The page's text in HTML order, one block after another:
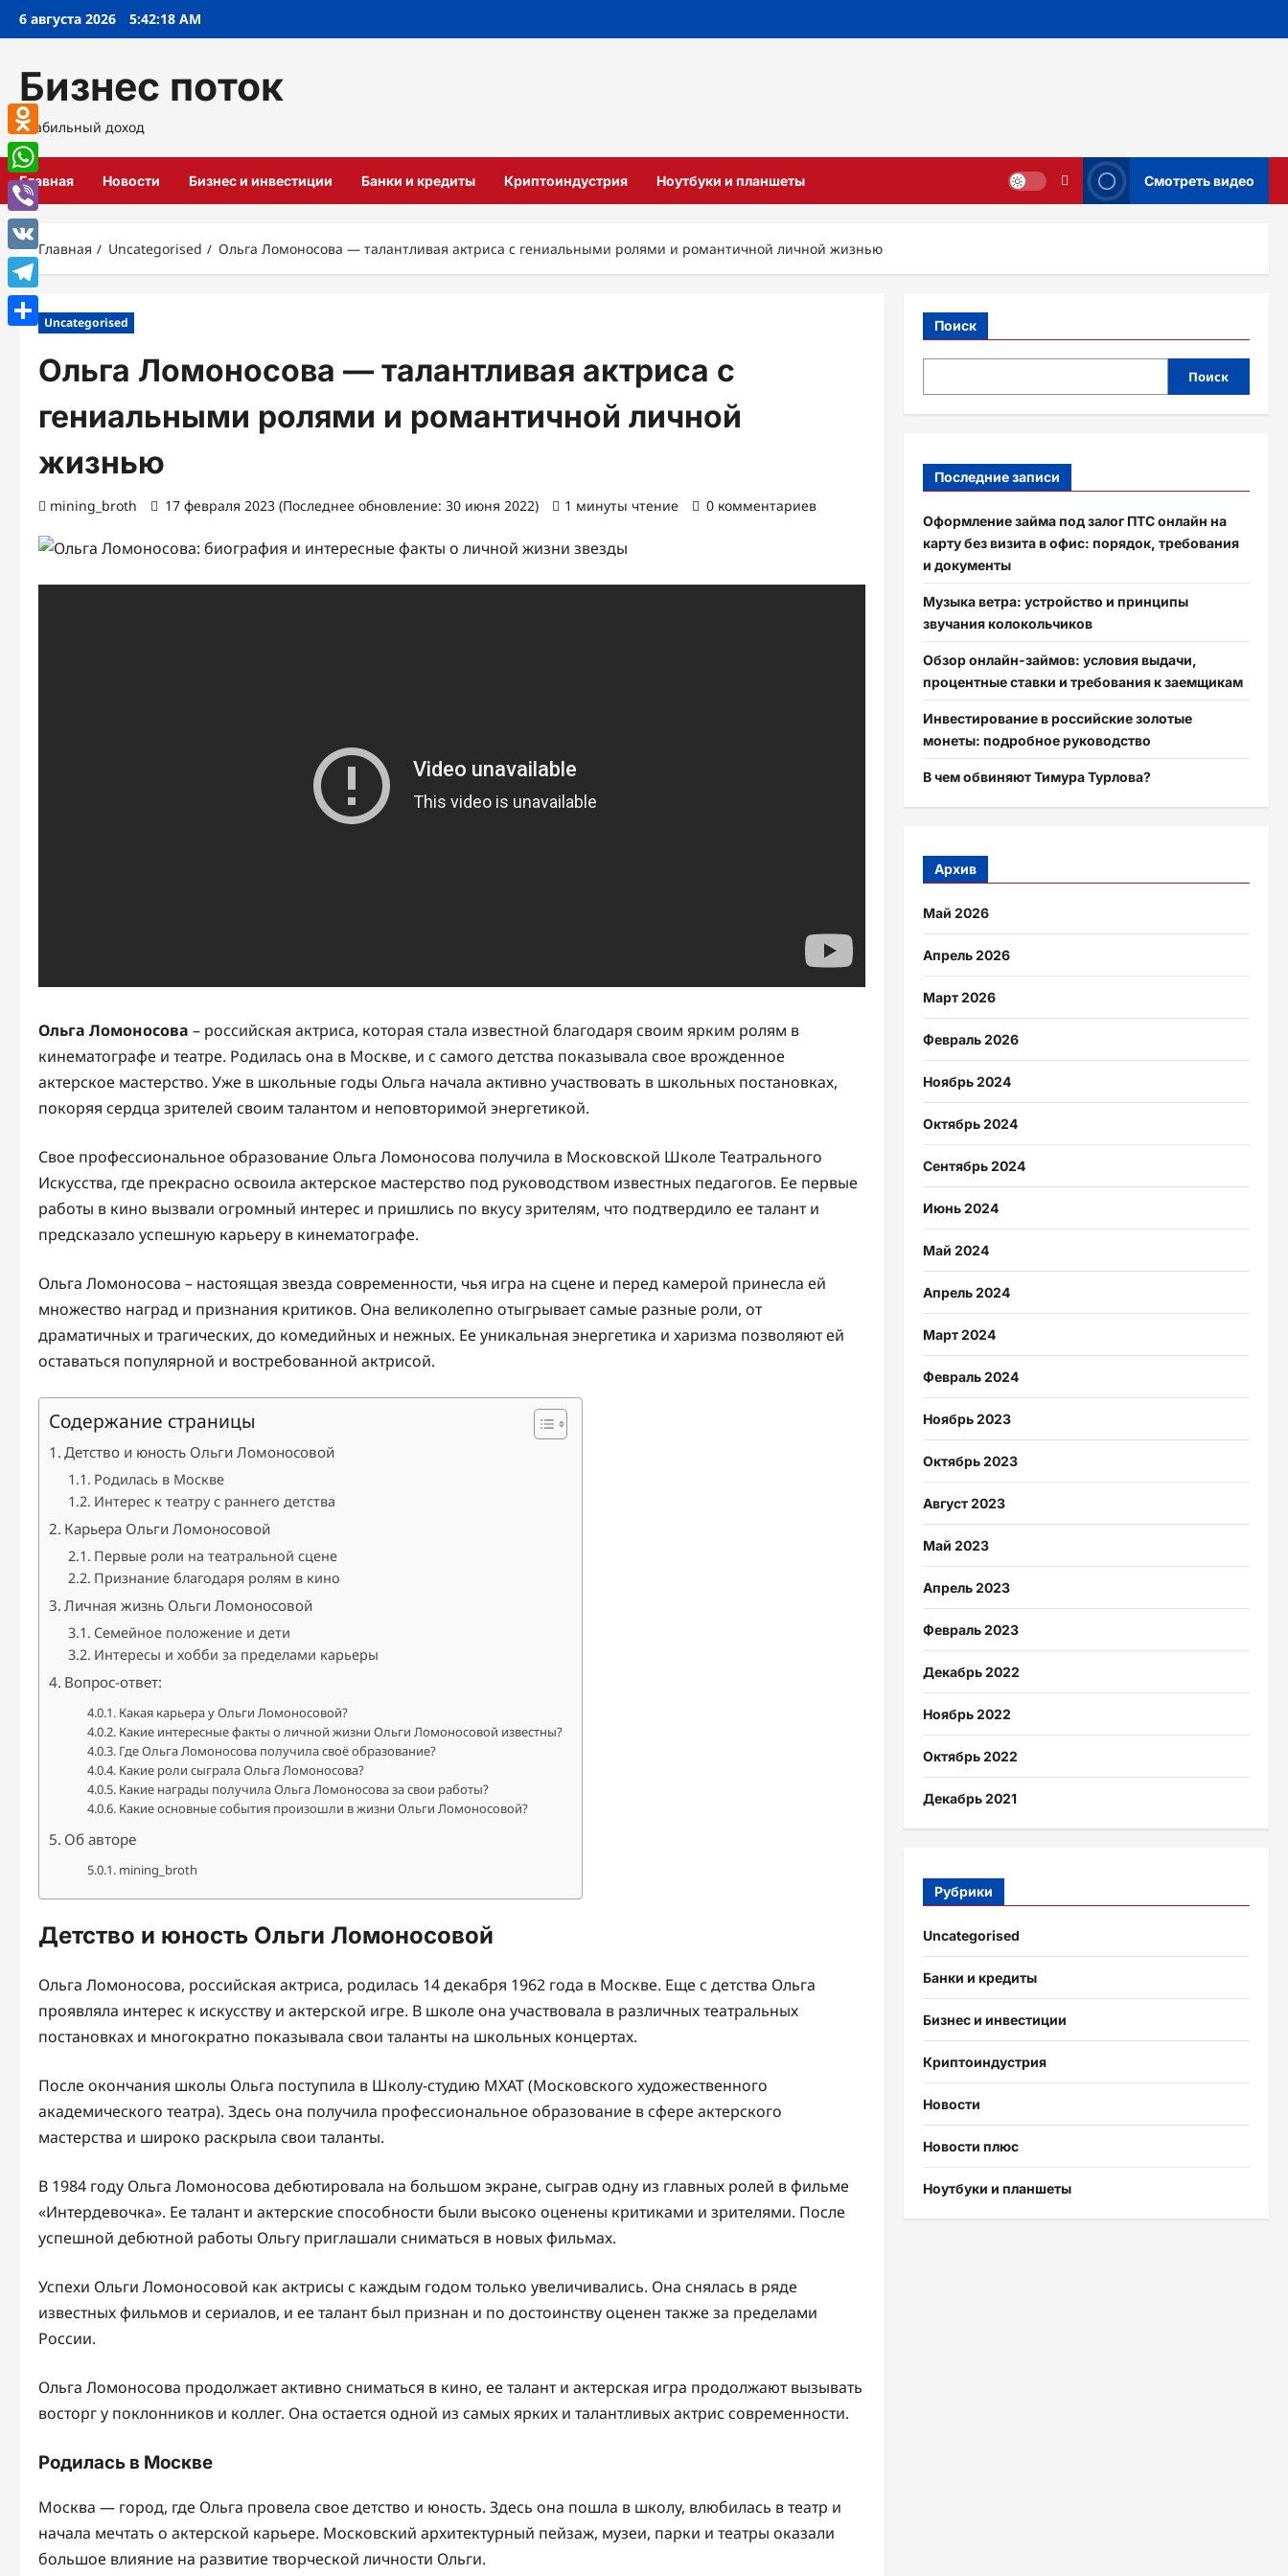
Перейти
6 августа 2026 5:42:19 AM
Бизнес поток
Стабильный доход
Главная Новости Бизнес и инвестиции Банки и кредиты Криптоиндустрия Ноутбуки и планшеты Смотреть видео
Главная Uncategorised Ольга Ломоносова — талантливая актриса с гениальными ролями и романтичной личной жизнью
Uncategorised
Ольга Ломоносова — талантливая актриса с
гениальными ролями и романтичной личной
жизнью
mining_broth 17 февраля 2023 (Последнее обновление: 30 июня 2022) 1 минуты чтение 0 комментариев
Ольга Ломоносова – российская актриса, которая стала известной благодаря своим ярким ролям в
кинематографе и театре. Родилась она в Москве, и с самого детства показывала свое врожденное
актерское мастерство. Уже в школьные годы Ольга начала активно участвовать в школьных постановках,
покоряя сердца зрителей своим талантом и неповторимой энергетикой.
Свое профессиональное образование Ольга Ломоносова получила в Московской Школе Театрального
Искусства, где прекрасно освоила актерское мастерство под руководством известных педагогов. Ее первые
работы в кино вызвали огромный интерес и пришлись по вкусу зрителям, что подтвердило ее талант и
предсказало успешную карьеру в кинематографе.
Ольга Ломоносова – настоящая звезда современности, чья игра на сцене и перед камерой принесла ей
множество наград и признания критиков. Она великолепно отыгрывает самые разные роли, от
драматичных и трагических, до комедийных и нежных. Ее уникальная энергетика и харизма позволяют ей
оставаться популярной и востребованной актрисой.
Содержание страницы
Детство и юность Ольги Ломоносовой
Родилась в Москве
Интерес к театру с раннего детства
Карьера Ольги Ломоносовой
Первые роли на театральной сцене
Признание благодаря ролям в кино
Личная жизнь Ольги Ломоносовой
Семейное положение и дети
Интересы и хобби за пределами карьеры
Вопрос-ответ:
Какая карьера у Ольги Ломоносовой?
Какие интересные факты о личной жизни Ольги Ломоносовой известны?
Где Ольга Ломоносова получила своё образование?
Какие роли сыграла Ольга Ломоносова?
Какие награды получила Ольга Ломоносова за свои работы?
Какие основные события произошли в жизни Ольги Ломоносовой?
Об авторе
mining_broth
Детство и юность Ольги Ломоносовой
Ольга Ломоносова, российская актриса, родилась 14 декабря 1962 года в Москве. Еще с детства Ольга
проявляла интерес к искусству и актерской игре. В школе она участвовала в различных театральных
постановках и многократно показывала свои таланты на школьных концертах.
После окончания школы Ольга поступила в Школу-студию МХАТ (Московского художественного
академического театра). Здесь она получила профессиональное образование в сфере актерского
мастерства и широко раскрыла свои таланты.
В 1984 году Ольга Ломоносова дебютировала на большом экране, сыграв одну из главных ролей в фильме
«Интердевочка». Ее талант и актерские способности были высоко оценены критиками и зрителями. После
успешной дебютной работы Ольгу приглашали сниматься в новых фильмах.
Успехи Ольги Ломоносовой как актрисы с каждым годом только увеличивались. Она снялась в ряде
известных фильмов и сериалов, и ее талант был признан и по достоинству оценен также за пределами
России.
Ольга Ломоносова продолжает активно сниматься в кино, ее талант и актерская игра продолжают вызывать
восторг у поклонников и коллег. Она остается одной из самых ярких и талантливых актрис современности.
Родилась в Москве
Москва — город, где Ольга провела свое детство и юность. Здесь она пошла в школу, влюбилась в театр и
начала мечтать о актерской карьере. Московский архитектурный пейзаж, музеи, парки и театры оказали
большое влияние на развитие творческой личности Ольги.
Поиск
Поиск
Последние записи
Оформление займа под залог ПТС онлайн на
карту без визита в офис: порядок, требования
и документы
Музыка ветра: устройство и принципы
звучания колокольчиков
Обзор онлайн-займов: условия выдачи,
процентные ставки и требования к заемщикам
Инвестирование в российские золотые
монеты: подробное руководство
В чем обвиняют Тимура Турлова?
Архив
Май 2026
Апрель 2026
Март 2026
Февраль 2026
Ноябрь 2024
Октябрь 2024
Сентябрь 2024
Июнь 2024
Май 2024
Апрель 2024
Март 2024
Февраль 2024
Ноябрь 2023
Октябрь 2023
Август 2023
Май 2023
Апрель 2023
Февраль 2023
Декабрь 2022
Ноябрь 2022
Октябрь 2022
Декабрь 2021
Рубрики
Uncategorised
Банки и кредиты
Бизнес и инвестиции
Криптоиндустрия
Новости
Новости плюс
Ноутбуки и планшеты
Odnoklassniki
WhatsApp
Viber
VK
Telegram